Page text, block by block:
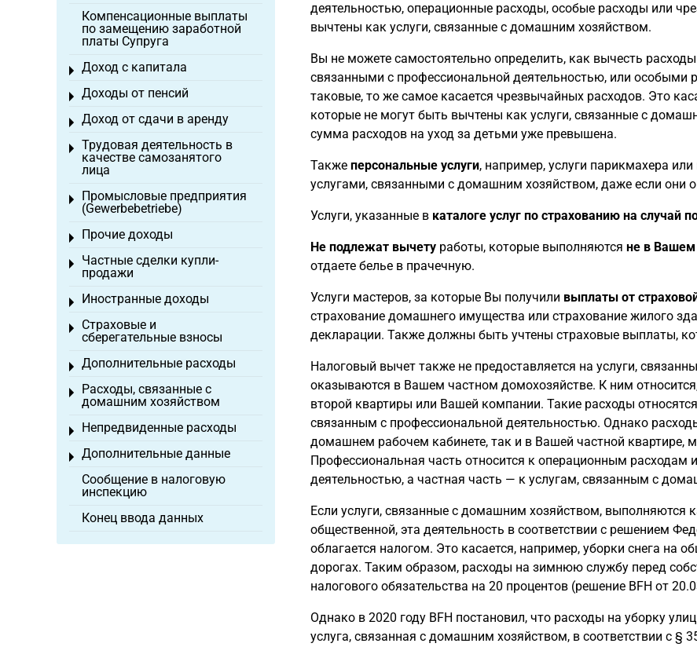
деятельностью, операционные расходы, особые расходы или
вычтены как услуги, связанные с домашним хозяйством.
Вы не можете самостоятельно определить, как вычесть
связанными с профессиональной деятельностью, или
таковые, то же самое касается чрезвычайных расходов. Это
которые не могут быть вычтены как услуги, связанные с
сумма расходов на уход за детьми уже превышена.
Также персональные услуги, например, услуги парикмахера
услугами, связанными с домашним хозяйством, даже если они
Услуги, указанные в каталоге услуг по страхованию на случай
Не подлежат вычетуработы, которые выполняются не в Вашем
отдаете белье в прачечную.
Услуги мастеров, за которые Вы получили выплаты от
страхование домашнего имущества или страхование жилого
декларации. Также должны быть учтены страховые выплаты,
Налоговый вычет также не предоставляется на услуги,
оказываются в Вашем частном домохозяйстве. К ним
второй квартиры или Вашей компании. Такие расходы
связанным с профессиональной деятельностью. Однако
домашнем рабочем кабинете, так и в Вашей частной квартире,
Профессиональная часть относится к операционным
деятельностью, а частная часть — к услугам, связанным с
Если услуги, связанные с домашним хозяйством, выполняются
общественной, эта деятельность в соответствии с решением
облагается налогом. Это касается, например, уборки снега на
дорогах. Таким образом, расходы на зимнюю службу перед
налогового обязательства на 20 процентов (решение BFH от
Однако в 2020 году BFH постановил, что расходы на уборку
услуга, связанная с домашним хозяйством, в соответствии с §
Компенсационные выплаты
по замещению заработной
платы Супруга
Доход с капитала
Toggle menu
Доходы от пенсий
Toggle menu
Доход от сдачи в аренду
Toggle menu
Трудовая деятельность в
качестве самозанятого
лица
Toggle menu
Промысловые предприятия
(Gewerbebetriebe)
Toggle menu
Прочие доходы
Toggle menu
Частные сделки купли-
продажи
Toggle menu
Иностранные доходы
Toggle menu
Страховые и
сберегательные взносы
Toggle menu
Дополнительные расходы
Toggle menu
Расходы, связанные с
домашним хозяйством
Toggle menu
Непредвиденные расходы
Toggle menu
Дополнительные данные
Toggle menu
Сообщение в налоговую
инспекцию
Конец ввода данных